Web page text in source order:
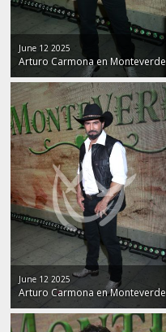
June 12 2025
Arturo Carmona en Monteverde
June 12 2025
Arturo Carmona en Monteverde